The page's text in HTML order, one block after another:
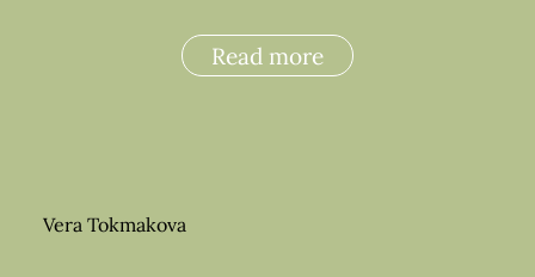
Read more
Vera Tokmakova